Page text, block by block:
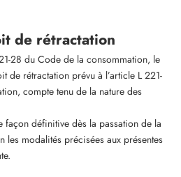
de rétractation
28 du Code de la consommation, le
de rétractation prévu à l’article L 221-
compte tenu de la nature des
façon définitive dès la passation de la
les modalités précisées aux présentes